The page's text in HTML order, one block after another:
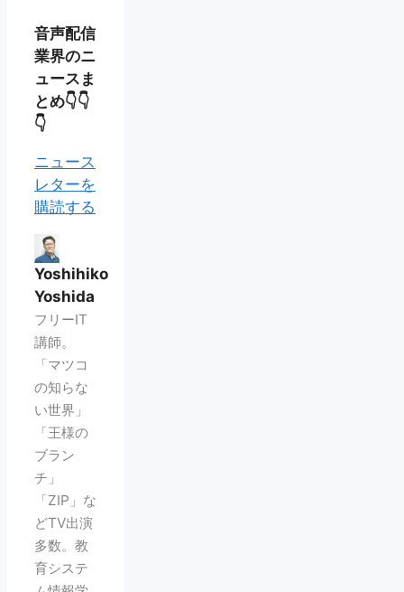
音声配信
業界のニ
ュースま
とめ👇👇
👇
ニュース
レターを
購読する
Yoshihiko
Yoshida
フリーIT
講師。
「マツコ
の知らな
い世界」
「王様の
ブラン
チ」
「ZIP」な
どTV出演
多数。教
育システ